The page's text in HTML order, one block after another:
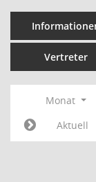
Vertreter
Monat
Aktuell